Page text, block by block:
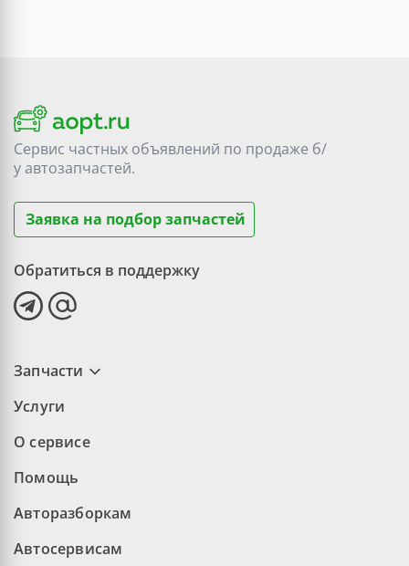
Сервис частных объявлений по продаже б/
уавтозапчастей.
Заявка на подбор запчастей
Обратиться в поддержку
Запчасти
Услуги
О сервисе
Помощь
Авторазборкам
Автосервисам